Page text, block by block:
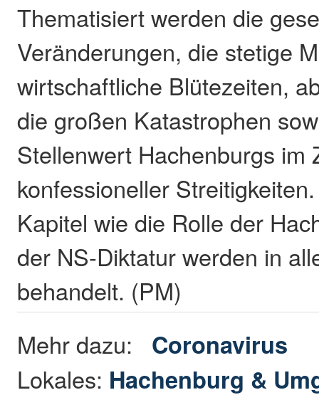
Thematisiert werden die
Veränderungen, die stetige
wirtschaftliche Blütezeiten,
die großen Katastrophen
Stellenwert Hachenburgs im
konfessioneller
Kapitel wie die Rolle der
der NS-Diktatur werden in
behandelt. (PM)
Mehr dazu: Coronavirus
Lokales: Hachenburg &